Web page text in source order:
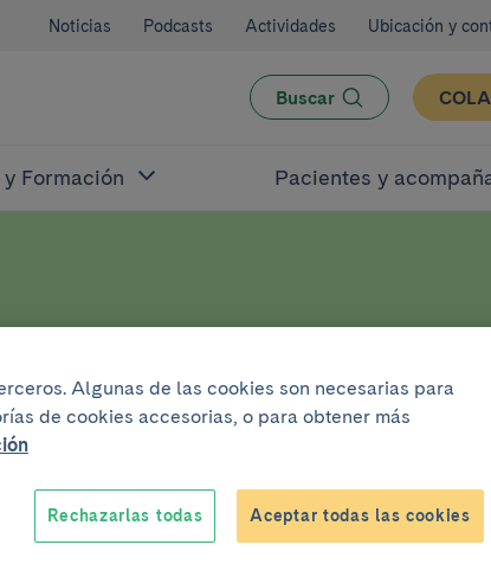
Noticias Podcasts Actividades Ubicación y
Buscar
Formación Pacientes y
2009
Algunas de las cookies son necesarias para
de cookies accesorias, o para obtener más
Rechazarlas todas Aceptar todas las cookies